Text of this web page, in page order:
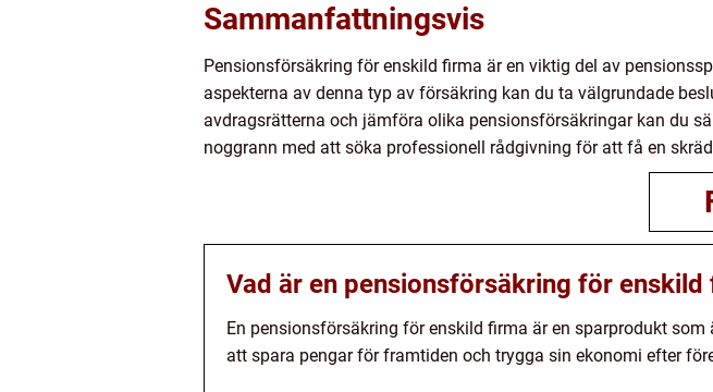
Sammanfattningsvis
Pensionsförsäkring för enskild firma är en viktig del av
aspekterna av denna typ av försäkring kan du ta välgrundade
avdragsrätterna och jämföra olika pensionsförsäkringar kan du
noggrann med att söka professionell rådgivning för att få en
Vad är en pensionsförsäkring för enskild
En pensionsförsäkring för enskild firma är en sparprodukt
att spara pengar för framtiden och trygga sin ekonomi efter